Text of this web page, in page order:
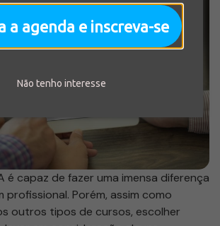
a agenda e inscreva-se
Não tenho interesse
é capaz de fazer uma imensa diferença
profissional. Porém, assim como
outros tipos de cursos, escolher